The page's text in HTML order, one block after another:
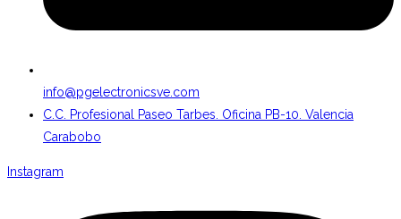
info@pgelectronicsve.com
C.C. Profesional Paseo Tarbes. Oficina PB-10. Valencia
Carabobo
Instagram